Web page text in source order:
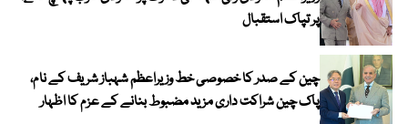
پر تپاک استقبال
چین کے صدر کا خصوصی خط وزیراعظم شہباز شریف کے نام،
پاک چین شراکت داری مزید مضبوط بنانے کے عزم کا اظہار